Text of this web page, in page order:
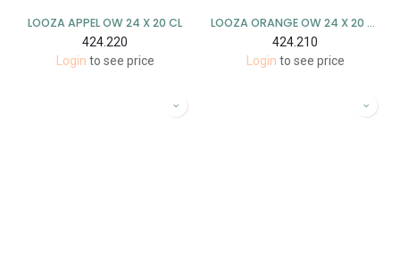
LOOZA APPEL OW 24 X 20 CL
424.220
Login to see price
LOOZA ORANGE OW 24 X 20 CL
424.210
Login to see price